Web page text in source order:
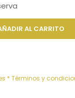
AL CARRITO
* Términos y